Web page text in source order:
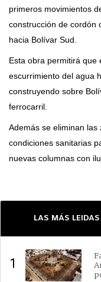
primeros movimientos
construcción de cordón
hacia Bolívar Sud.
Esta obra permitirá que
escurrimiento del agua
construyendo sobre
ferrocarril.
Además se eliminan
condiciones sanitarias
nuevas columnas con
LAS MÁS LEIDAS
1